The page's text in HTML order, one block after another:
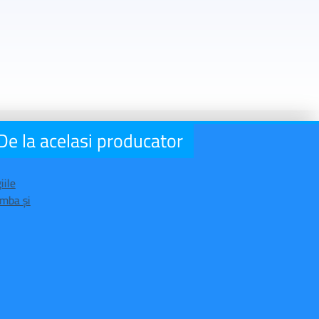
la acelasi producator